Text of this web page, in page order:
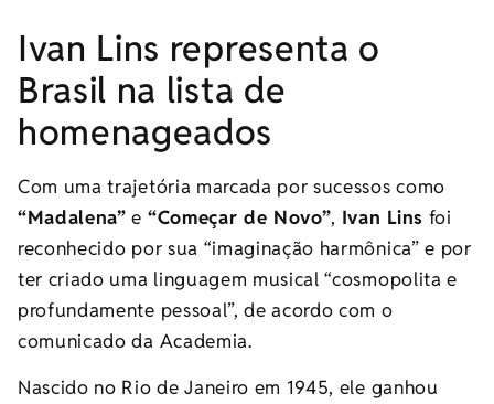
Ivan Lins representa o
Brasil na lista de
homenageados
Com uma trajetória marcada por sucessos como
“Madalena” e “Começar de Novo”, Ivan Lins foi
reconhecido por sua “imaginação harmônica” e por
ter criado uma linguagem musical “cosmopolita e
profundamente pessoal”, de acordo com o
comunicado da Academia.
Nascido no Rio de Janeiro em 1945, ele ganhou